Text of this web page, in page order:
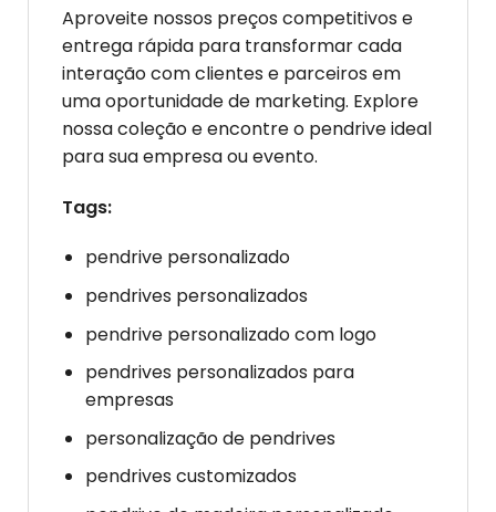
Aproveite nossos preços competitivos e
entrega rápida para transformar cada
interação com clientes e parceiros em
uma oportunidade de marketing. Explore
nossa coleção e encontre o pendrive ideal
para sua empresa ou evento.
Tags:
pendrive personalizado
pendrives personalizados
pendrive personalizado com logo
pendrives personalizados para
empresas
personalização de pendrives
pendrives customizados